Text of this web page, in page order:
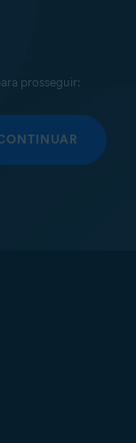
prosseguir: